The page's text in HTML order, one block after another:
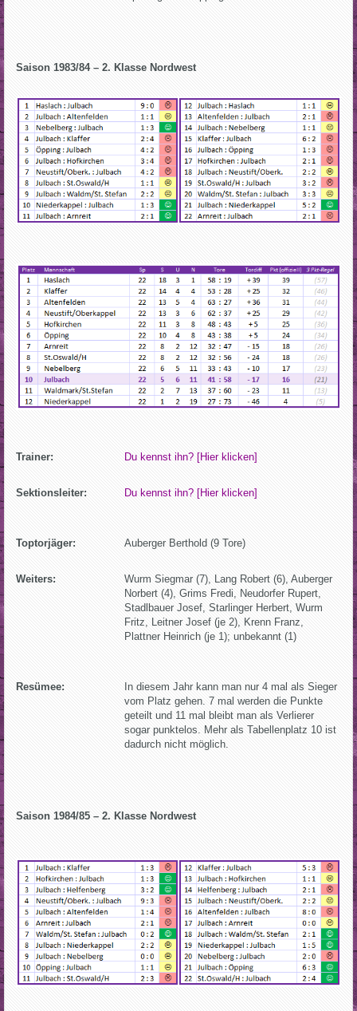
Saison 1983/84 – 2. Klasse Nordwest
Trainer: Du kennst ihn? [Hier klicken]
Sektionsleiter: Du kennst ihn? [Hier klicken]
Toptorjäger: Auberger Berthold (9 Tore)
Weiters:
Wurm Siegmar (7), Lang Robert (6), Auberger
Norbert (4), Grims Fredi, Neudorfer Rupert,
Stadlbauer Josef, Starlinger Herbert, Wurm
Fritz, Leitner Josef (je 2), Krenn Franz,
Plattner Heinrich (je 1); unbekannt (1)
Resümee:
In diesem Jahr kann man nur 4 mal als Sieger
vom Platz gehen. 7 mal werden die Punkte
geteilt und 11 mal bleibt man als Verlierer
sogar punktelos. Mehr als Tabellenplatz 10 ist
dadurch nicht möglich.
Saison 1984/85 – 2. Klasse Nordwest